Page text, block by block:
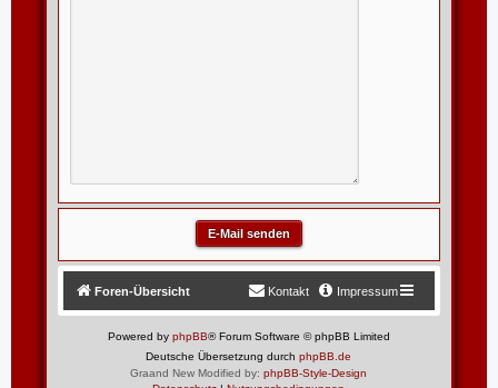
Foren-Übersicht Impressum
Kontakt
Powered by phpBB® Forum Software © phpBB Limited
Deutsche Übersetzung durchphpBB.de
Graand New Modified by:phpBB-Style-Design